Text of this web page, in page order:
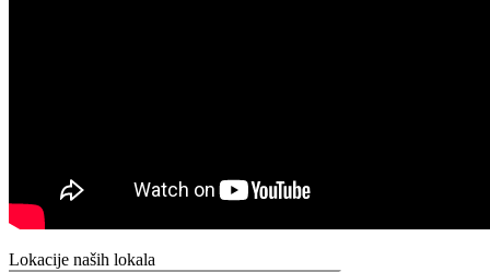
Lokacije naših lokala